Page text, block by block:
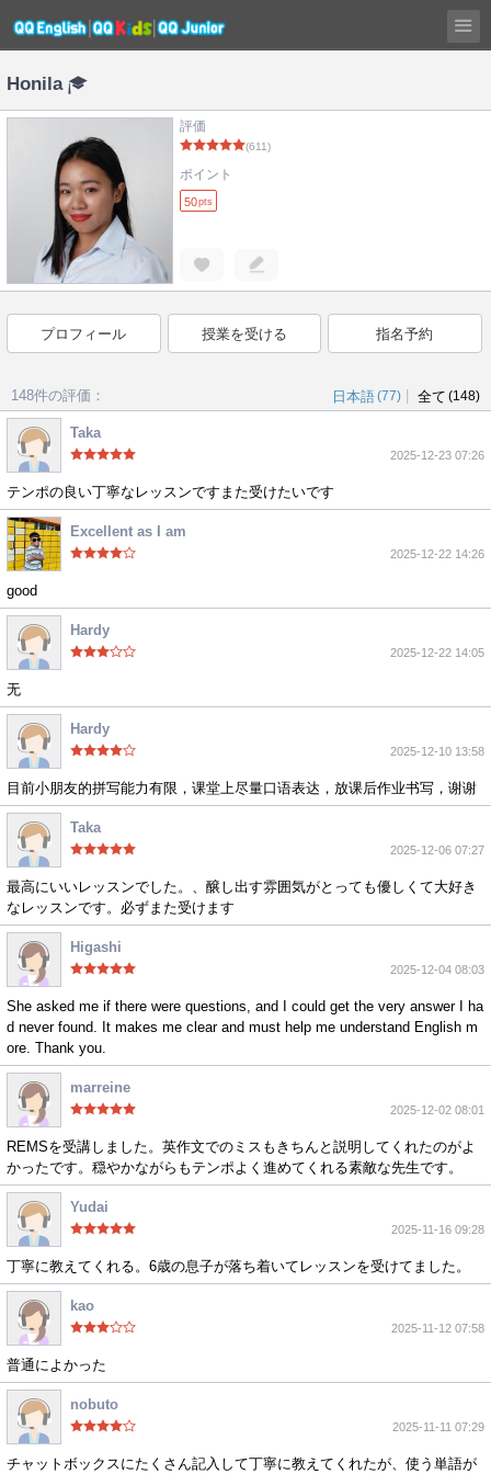
Honila
評価
(611)
ポイント
50pts
プロフィール 授業を受ける 指名予約
148件の評価： 日本語(77) 全て (148)
Taka
2025-12-23 07:26
テンポの良い丁寧なレッスンですまた受けたいです
Excellent as I am
2025-12-22 14:26
good
Hardy
2025-12-22 14:05
无
Hardy
2025-12-10 13:58
目前小朋友的拼写能力有限，课堂上尽量口语表达，放课后作业书写，谢谢
Taka
2025-12-06 07:27
最高にいいレッスンでした。、醸し出す雰囲気がとっても優しくて大好き
なレッスンです。必ずまた受けます
Higashi
2025-12-04 08:03
She asked me if there were questions, and I could get the very answer I ha
d never found. It makes me clear and must help me understand English m
ore. Thank you.
marreine
2025-12-02 08:01
REMSを受講しました。英作文でのミスもきちんと説明してくれたのがよ
かったです。穏やかながらもテンポよく進めてくれる素敵な先生です。
Yudai
2025-11-16 09:28
丁寧に教えてくれる。6歳の息子が落ち着いてレッスンを受けてました。
kao
2025-11-12 07:58
普通によかった
nobuto
2025-11-11 07:29
チャットボックスにたくさん記入して丁寧に教えてくれたが、使う単語が